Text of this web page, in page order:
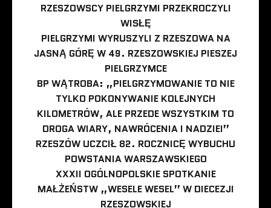
RZESZOWSCY PIELGRZYMI PRZEKROCZYLI
WISŁĘ
PIELGRZYMI WYRUSZYLI Z RZESZOWA NA
JASNĄ GÓRĘ W 49. RZESZOWSKIEJ PIESZEJ
PIELGRZYMCE
BP WĄTROBA: „PIELGRZYMOWANIE TO NIE
TYLKO POKONYWANIE KOLEJNYCH
KILOMETRÓW, ALE PRZEDE WSZYSTKIM TO
DROGA WIARY, NAWRÓCENIA I NADZIEI”
RZESZÓW UCZCIŁ 82. ROCZNICĘ WYBUCHU
POWSTANIA WARSZAWSKIEGO
XXXII OGÓLNOPOLSKIE SPOTKANIE
MAŁŻEŃSTW „WESELE WESEL” W DIECEZJI
RZESZOWSKIEJ